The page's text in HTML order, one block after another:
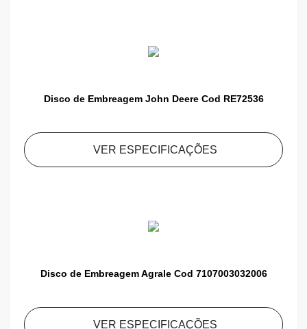
Disco de Embreagem John Deere Cod RE72536
VER ESPECIFICAÇÕES
Disco de Embreagem Agrale Cod 7107003032006
VER ESPECIFICAÇÕES